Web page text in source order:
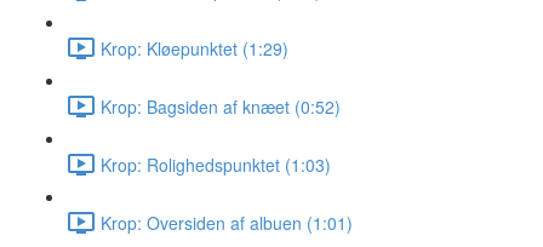
Krop: Kløepunktet (1:29)
Krop: Bagsiden af knæet (0:52)
Krop: Rolighedspunktet (1:03)
Krop: Oversiden af albuen (1:01)